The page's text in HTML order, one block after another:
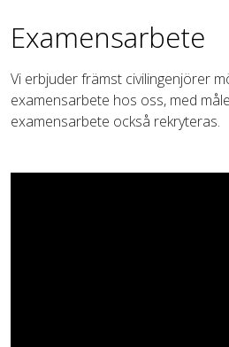
Examensarbete
Vi erbjuder främst civilingenjörer
examensarbete hos oss, med
examensarbete också rekryteras.